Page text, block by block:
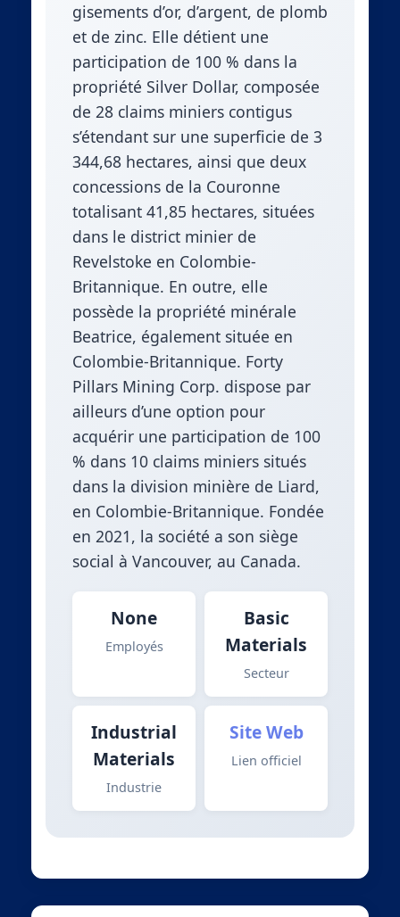
gisements d’or, d’argent, de plomb
et de zinc. Elle détient une
participation de 100 % dans la
propriété Silver Dollar, composée
de 28 claims miniers contigus
s’étendant sur une superficie de 3
344,68 hectares, ainsi que deux
concessions de la Couronne
totalisant 41,85 hectares, situées
dans le district minier de
Revelstoke en Colombie-
Britannique. En outre, elle
possède la propriété minérale
Beatrice, également située en
Colombie-Britannique. Forty
Pillars Mining Corp. dispose par
ailleurs d’une option pour
acquérir une participation de 100
% dans 10 claims miniers situés
dans la division minière de Liard,
en Colombie-Britannique. Fondée
en 2021, la société a son siège
social à Vancouver, au Canada.
None
Employés
Basic
Materials
Secteur
Industrial
Materials
Industrie
Site Web
Lien officiel